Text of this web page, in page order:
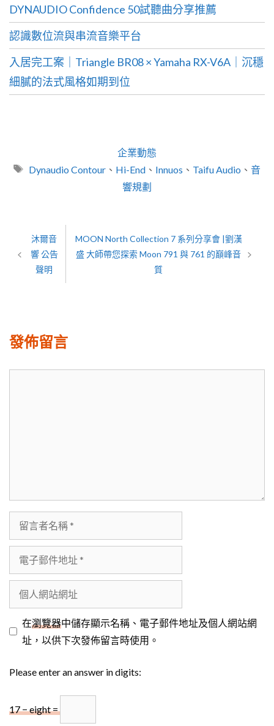
DYNAUDIO Confidence 50試聽曲分享推薦
認識數位流與串流音樂平台
入居完工案｜Triangle BR08 × Yamaha RX-V6A｜沉穩
細膩的法式風格如期到位
分
類
企業動態
標
Dynaudio Contour 、 Hi-End 、 Innuos 、 Taifu Audio 、音
響規劃
沐爾音
響 公告
聲明
MOON North Collection 7 系列分享會 |劉漢
盛 大師帶您探索 Moon 791 與 761 的巔峰音
質
發佈留言
言
名
子
件
址
人
站
址
在瀏覽器中儲存顯示名稱、電子郵件地址及個人網站網
址，以供下次發佈留言時使用。
Please enter an answer in digits:
17 − eight =